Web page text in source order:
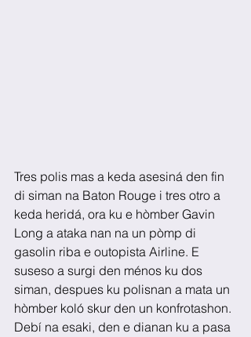
Tres polis mas a keda asesiná den fin
di siman na Baton Rouge i tres otro a
keda heridá, ora ku e hòmber Gavin
Long a ataka nan na un pòmp di
gasolin riba e outopista Airline. E
suseso a surgi den ménos ku dos
siman, despues ku polisnan a mata un
hòmber koló skur den un konfrotashon.
Debí na esaki, den e dianan ku a pasa